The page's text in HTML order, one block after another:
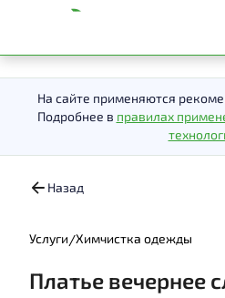
На сайте применяются
Подробнее в правилах
Назад
Услуги/Химчистка одежды
Платье вечернее